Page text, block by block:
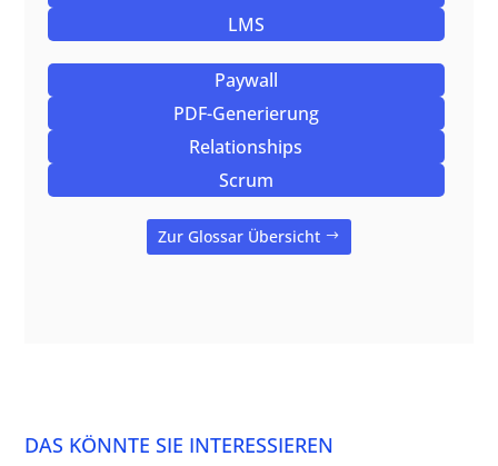
LMS
Paywall
PDF-Generierung
Relationships
Scrum
Zur Glossar Übersicht
DAS KÖNNTE SIE INTERESSIEREN